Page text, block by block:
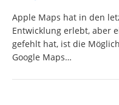
Apple Maps hat in den
Entwicklung erlebt, aber
gefehlt hat, ist die
Google Maps…